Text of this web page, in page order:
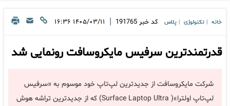
خانه تکنولوژی پلاس کد خبر 191765
| ۱۴۰۵/۰۳/۱۱ ۱۶:۳۶
قدرتمندترین سرفیس مایکروسافت رونمایی شد
شرکت مایکروسافت از جدیدترین لپ‌تاپ خود موسوم به «سرفیس
لپ‌تاپ اولترا»( Surface Laptop Ultra) که از جدیدترین تراشه هوش